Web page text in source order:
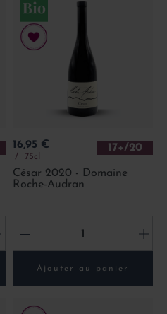
Prix
16,95 €
75cl
17+/20
César 2020 - Domaine
Roche-Audran
- +
Ajouter au panier